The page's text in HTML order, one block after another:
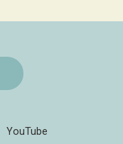
YouTube